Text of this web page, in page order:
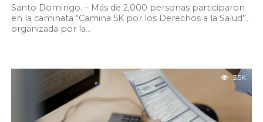
Santo Domingo. – Más de 2,000 personas participaron
en la caminata “Camina 5K por los Derechos a la Salud”,
organizada por la...
3.5K